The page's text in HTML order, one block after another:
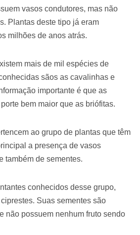
vasos condutores, mas não
Plantas deste tipo já eram
milhões de anos atrás.
mais de mil espécies de
sãos as cavalinhas e
importante é que as
bem maior que as briófitas.
ao grupo de plantas que têm
a presença de vasos
também de sementes.
conhecidos desse grupo,
Suas sementes são
não possuem nenhum fruto sendo